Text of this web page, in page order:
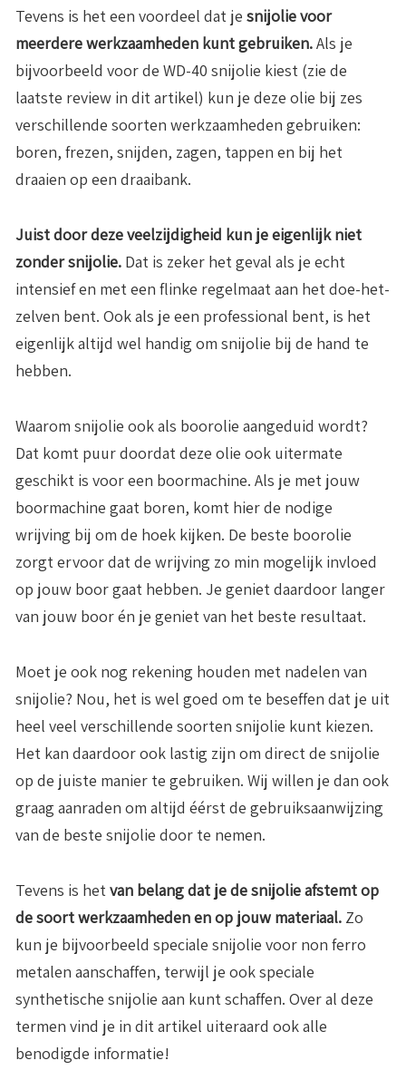
Tevens is het een voordeel dat je snijolie voor
meerdere werkzaamheden kunt gebruiken.Als je
bijvoorbeeld voor de WD-40 snijolie kiest (zie de
laatste review in dit artikel) kun je deze olie bij zes
verschillende soorten werkzaamheden gebruiken:
boren, frezen, snijden, zagen, tappen en bij het
draaien op een draaibank.
Juist door deze veelzijdigheid kun je eigenlijk niet
zonder snijolie. Dat is zeker het geval als je echt
intensief en met een flinke regelmaat aan het doe-het-
zelven bent. Ook als je een professional bent, is het
eigenlijk altijd wel handig om snijolie bij de hand te
hebben.
Waarom snijolie ook als boorolie aangeduid wordt?
Dat komt puur doordat deze olie ook uitermate
geschikt is voor een boormachine. Als je met jouw
boormachine gaat boren, komt hier de nodige
wrijving bij om de hoek kijken. De beste boorolie
zorgt ervoor dat de wrijving zo min mogelijk invloed
op jouw boor gaat hebben. Je geniet daardoor langer
van jouw boor én je geniet van het beste resultaat.
Moet je ook nog rekening houden met nadelen van
snijolie? Nou, het is wel goed om te beseffen dat je uit
heel veel verschillende soorten snijolie kunt kiezen.
Het kan daardoor ook lastig zijn om direct de snijolie
op de juiste manier te gebruiken. Wij willen je dan ook
graag aanraden om altijd éérst de gebruiksaanwijzing
van de beste snijolie door te nemen.
Tevens is hetvan belang dat jede snijolie afstemt op
de soort werkzaamheden en op jouw materiaal. Zo
kun je bijvoorbeeld speciale snijolie voor non ferro
metalen aanschaffen, terwijl je ook speciale
synthetische snijolie aan kunt schaffen. Over al deze
termen vind je in dit artikel uiteraard ook alle
benodigde informatie!